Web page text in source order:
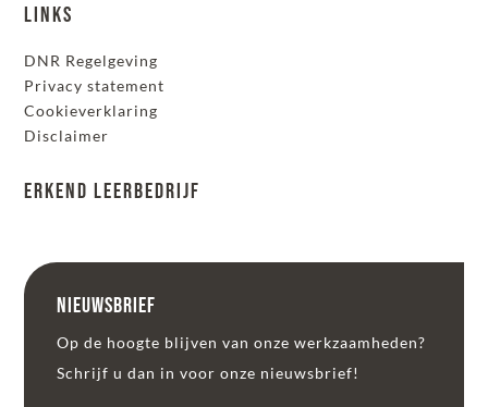
Links
DNR Regelgeving
Privacy statement
Cookieverklaring
Disclaimer
Erkend leerbedrijf
Nieuwsbrief
Op de hoogte blijven van onze werkzaamheden?
Schrijf u dan in voor onze nieuwsbrief!